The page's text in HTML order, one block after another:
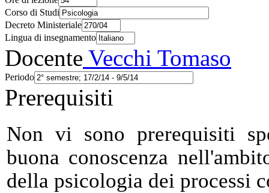
Corso di Studi
Decreto Ministeriale
Lingua di insegnamento
Docente Vecchi Tomaso
Periodo
Prerequisiti
Non vi sono prerequisiti
buona conoscenza
della psicologia dei processi